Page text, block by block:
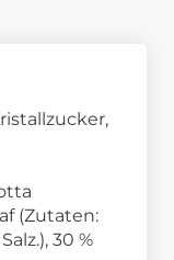
(Zutaten:
30 %